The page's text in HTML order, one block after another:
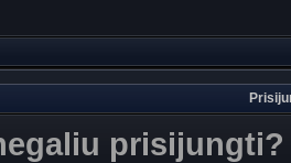
prisijungti?